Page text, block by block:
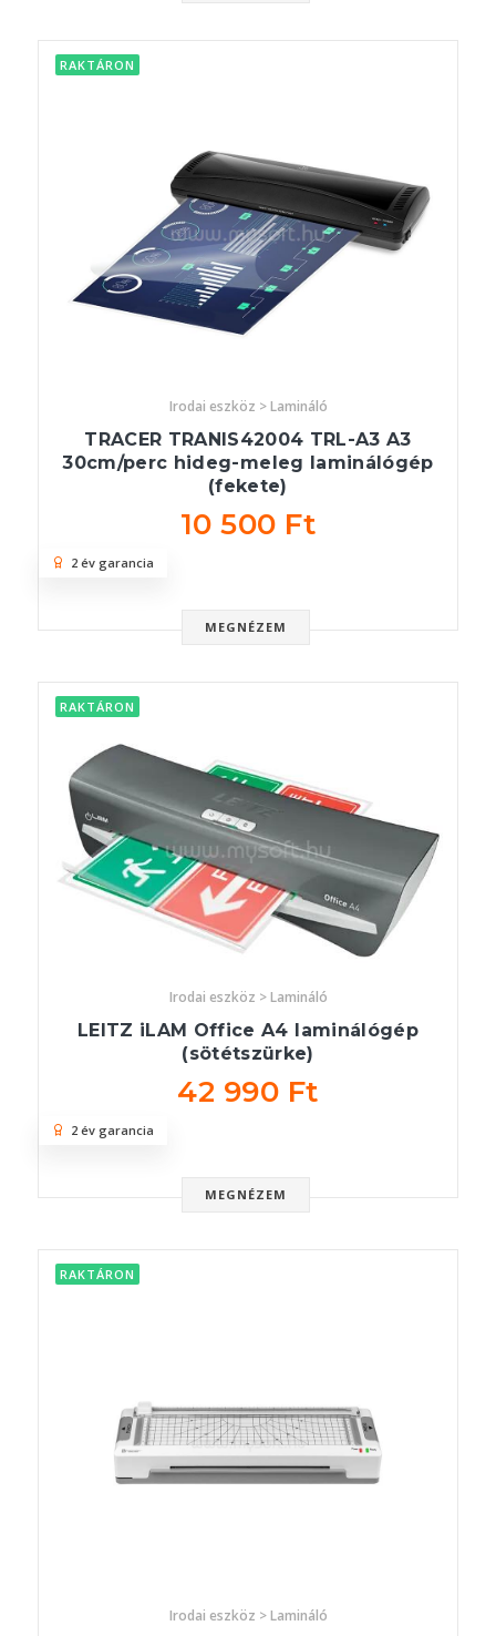
RAKTÁRON
Irodai eszköz > Lamináló
TRACER TRANIS42004 TRL-A3 A3
30cm/perc hideg-meleg laminálógép
(fekete)
10 500 Ft
MEGNÉZEM
2 év garancia
RAKTÁRON
Irodai eszköz > Lamináló
LEITZ iLAM Office A4 laminálógép
(sötétszürke)
42 990 Ft
MEGNÉZEM
2 év garancia
RAKTÁRON
Irodai eszköz > Lamináló